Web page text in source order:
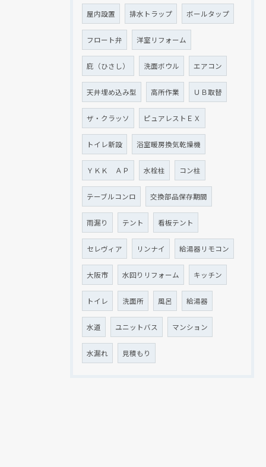
屋内設置 排水トラップ ボールタップ
フロート弁 洋室リフォーム
庇（ひさし） 洗面ボウル エアコン
天井埋め込み型 高所作業 ＵＢ取替
ザ・クラッソ ピュアレストＥＸ
トイレ新設 浴室暖房換気乾燥機
ＹＫＫ ＡＰ 水栓柱 コン柱
テーブルコンロ 交換部品保存期間
雨漏り テント 看板テント
セレヴィア リンナイ 給湯器リモコン
大阪市 水回りリフォーム キッチン
トイレ 洗面所 風呂 給湯器
水道 ユニットバス マンション
水漏れ 見積もり